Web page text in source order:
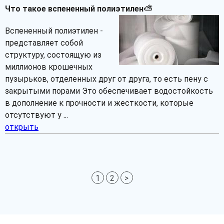
Что такое вспененный полиэтилен⛅
Вспененный полиэтилен -
представляет собой
структуру, состоящую из
миллионов крошечных
пузырьков, отделенных друг от друга, то есть пену с
закрытыми порами Это обеспечивает водостойкость
в дополнение к прочности и жесткости, которые
отсутствуют у ...
открыть
1 2 >